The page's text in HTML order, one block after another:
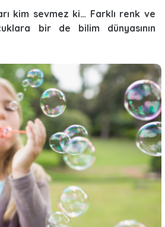
kim sevmez ki… Farklı renk ve
bir de bilim dünyasının